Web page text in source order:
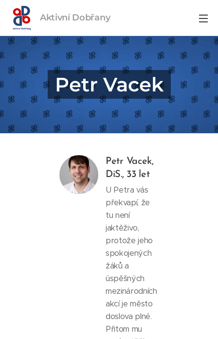
Aktivní Dobřany
Petr Vacek
Petr Vacek,
DiS., 33 let
U Petra vás
překvapí, že
tu není
jaktěživo,
protože jeho
spokojených
žáků a
úspěšných
mezinárodních
akcí je město
doslova plné.
Přitom mu